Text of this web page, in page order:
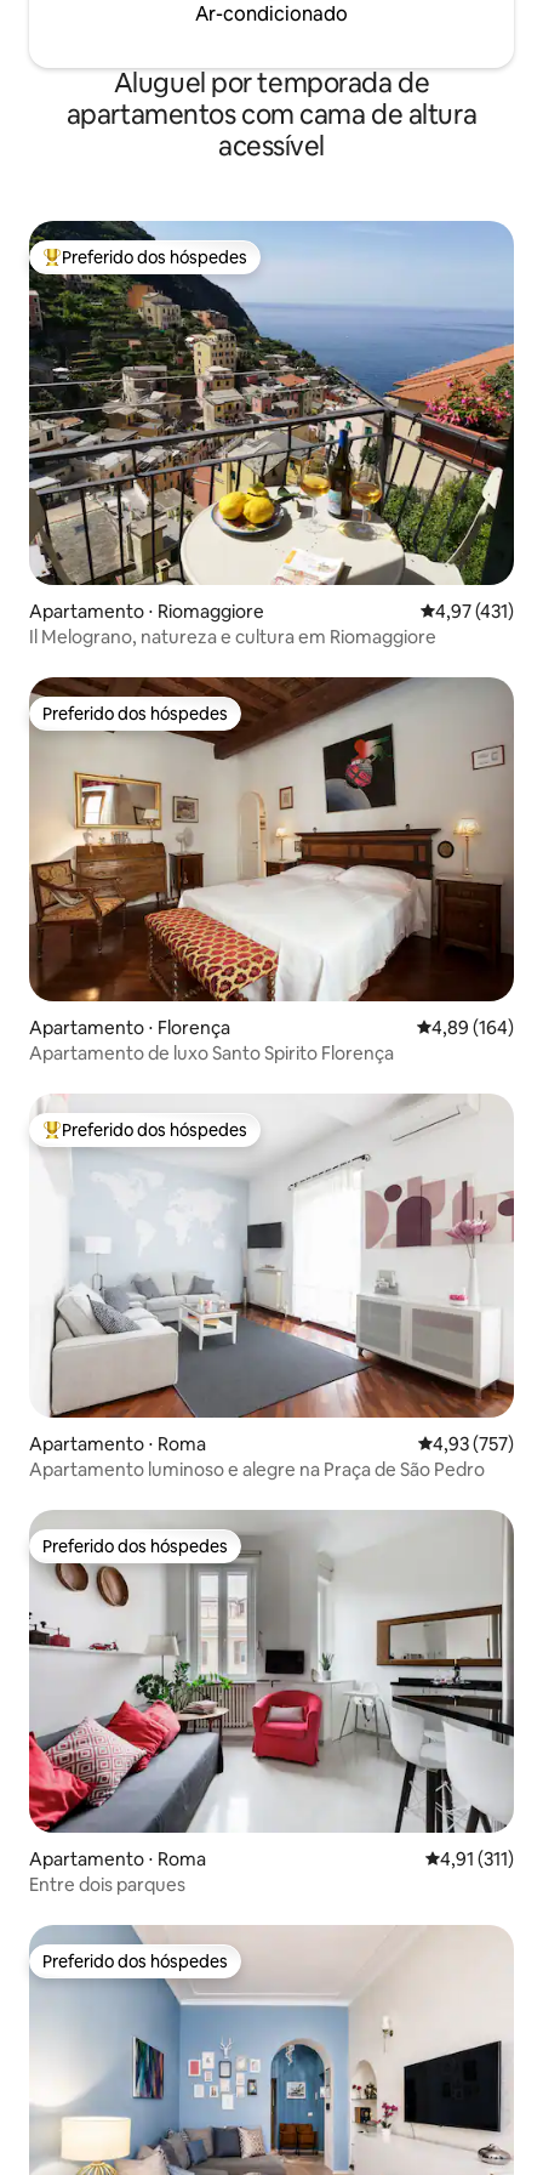
Ar-condicionado
Aluguel por temporada de
apartamentos com cama de altura
acessível
Entre os melhores preferidos dos hóspedes
Preferido dos hóspedes
Apartamento ⋅ Riomaggiore 4,97 de uma
4,97 (431)
Il Melograno, natureza e cultura em Riomaggiore
Preferido dos hóspedes
Preferido dos hóspedes
Apartamento ⋅ Florença 4,89 de uma
4,89 (164)
Apartamento de luxo Santo Spirito Florença
Entre os melhores preferidos dos hóspedes
Preferido dos hóspedes
Apartamento ⋅ Roma 4,93 de uma
4,93 (757)
Apartamento luminoso e alegre na Praça de São Pedro
Preferido dos hóspedes
Preferido dos hóspedes
Apartamento ⋅ Roma 4,91 de uma
4,91 (311)
Entre dois parques
Preferido dos hóspedes
Preferido dos hóspedes